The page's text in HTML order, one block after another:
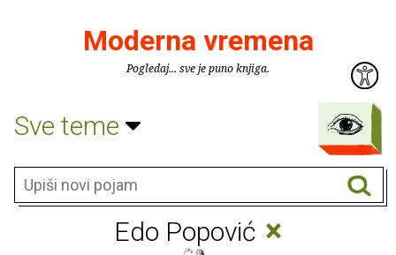
Moderna vremena
Pogledaj... sve je puno knjiga.
Sve teme
Edo Popović ×